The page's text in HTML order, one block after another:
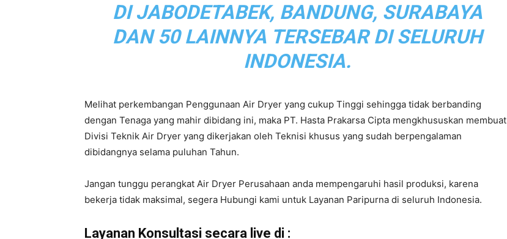
Air
Dryer
DI JABODETABEK, BANDUNG, SURABAYA
DAN 50 LAINNYA TERSEBAR DI SELURUH
INDONESIA.
Melihat perkembangan Penggunaan Air Dryer yang cukup Tinggi sehingga tidak berbanding
dengan Tenaga yang mahir dibidang ini, maka PT. Hasta Prakarsa Cipta mengkhususkan membuat
Divisi Teknik Air Dryer yang dikerjakan oleh Teknisi khusus yang sudah berpengalaman
dibidangnya selama puluhan Tahun.
Jangan tunggu perangkat Air Dryer Perusahaan anda mempengaruhi hasil produksi, karena
bekerja tidak maksimal, segera Hubungi kami untuk Layanan Paripurna di seluruh Indonesia.
Layanan Konsultasi secara live di :